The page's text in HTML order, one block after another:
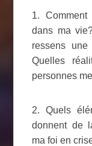
1.
dans ma
ressens
Quelles
personnes
2. Quels
donnent de
ma foi en